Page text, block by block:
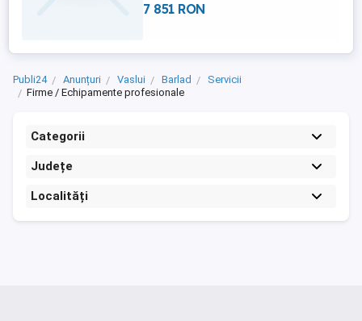
7 851 RON
Publi24 Anunțuri Vaslui Barlad
Servicii
Firme / Echipamente profesionale
Categorii
Județe
Localități